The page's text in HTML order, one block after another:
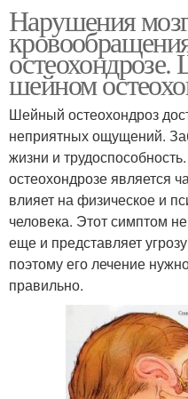
Нарушения
шейном
Шейный остеохондроз
неприятных ощущений.
жизни и
остеохондрозе является
влияет на физическое и
человека. Этот симптом
еще и представляет
поэтому его лечение
правильно.